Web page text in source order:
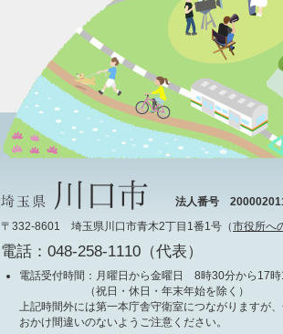
法人番号
〒332-8601 埼玉県川口市青木2丁目1番1号（市役所へ
電話：048-258-1110（代表）
電話受付時間 ：月曜日から金曜日 8時30分から17
（祝日・休日・年末年始を除く）
上記時間外には第一本庁舎守衛室につながりますが
おかけ間違いのないようご注意ください。